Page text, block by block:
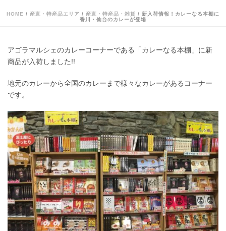
HOME / 産直・特産品エリア / 産直・特産品・雑貨 / 新入荷情報！カレーなる本棚に
香川・仙台のカレーが登場
アゴラマルシェのカレーコーナーである「カレーなる本棚」に新
商品が入荷しました!!
地元のカレーから全国のカレーまで様々なカレーがあるコーナー
です。